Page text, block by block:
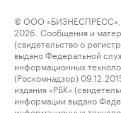
© ООО
2026. Сообщения и
(свидетельство о
выдано Федеральной
информационных
(Роскомнадзор)
издания «РБК»
информации выдано